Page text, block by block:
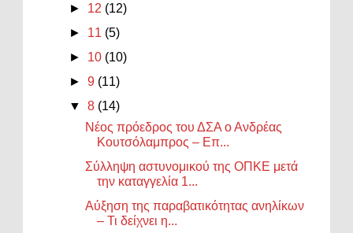
► 12 (12)
► 11 (5)
► 10 (10)
►9 (11)
▼8 (14)
Νέος πρόεδρος του ΔΣΑ ο Ανδρέας
Κουτσόλαμπρος – Επ...
Σύλληψη αστυνομικού της ΟΠΚΕ μετά
την καταγγελία 1...
Αύξηση της παραβατικότητας ανηλίκων
– Τι δείχνει η...